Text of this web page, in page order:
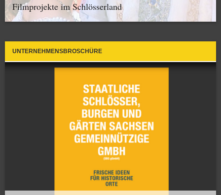
Filmprojekte im Schlösserland
UNTERNEHMENSBROSCHÜRE